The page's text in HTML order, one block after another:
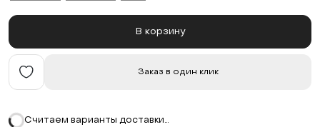
В корзину
Заказ в один клик
Считаем варианты доставки…